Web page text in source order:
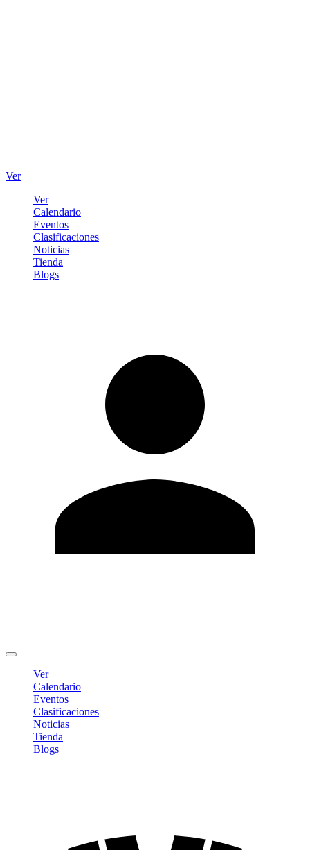
Ver
Ver
Calendario
Eventos
Clasificaciones
Noticias
Tienda
Blogs
Ver
Calendario
Eventos
Clasificaciones
Noticias
Tienda
Blogs